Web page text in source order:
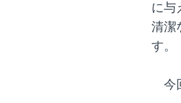
に与
清潔
す。
今